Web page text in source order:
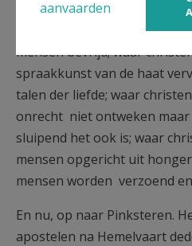
het evangelie beloofd wordt:
vergezellen: waar mensen
mensen bevrijd; waar
spraakkunst van de haat
talen der liefde; waar
onrecht niet ontweken maar
sluipend het ook is; waar
mensen opgericht uit
mensen worden verzoend
En nu, op naar Pinksteren.
apostelen na Hemelvaart
aanvaarden